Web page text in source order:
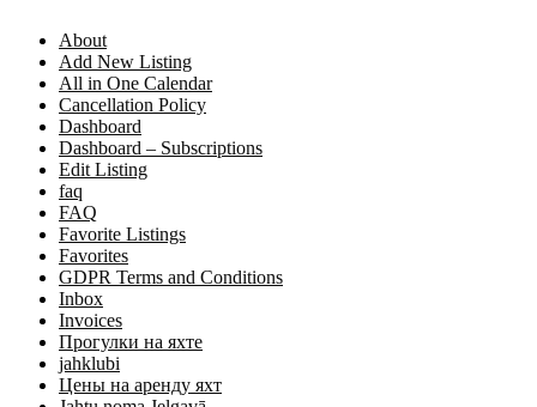
About
Add New Listing
All in One Calendar
Cancellation Policy
Dashboard
Dashboard – Subscriptions
Edit Listing
faq
FAQ
Favorite Listings
Favorites
GDPR Terms and Conditions
Inbox
Invoices
Прогулки на яхте
jahklubi
Цены на аренду яхт